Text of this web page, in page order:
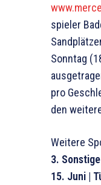
spieler
Sonntag
pro
den
Weitere
3.
15. Juni |